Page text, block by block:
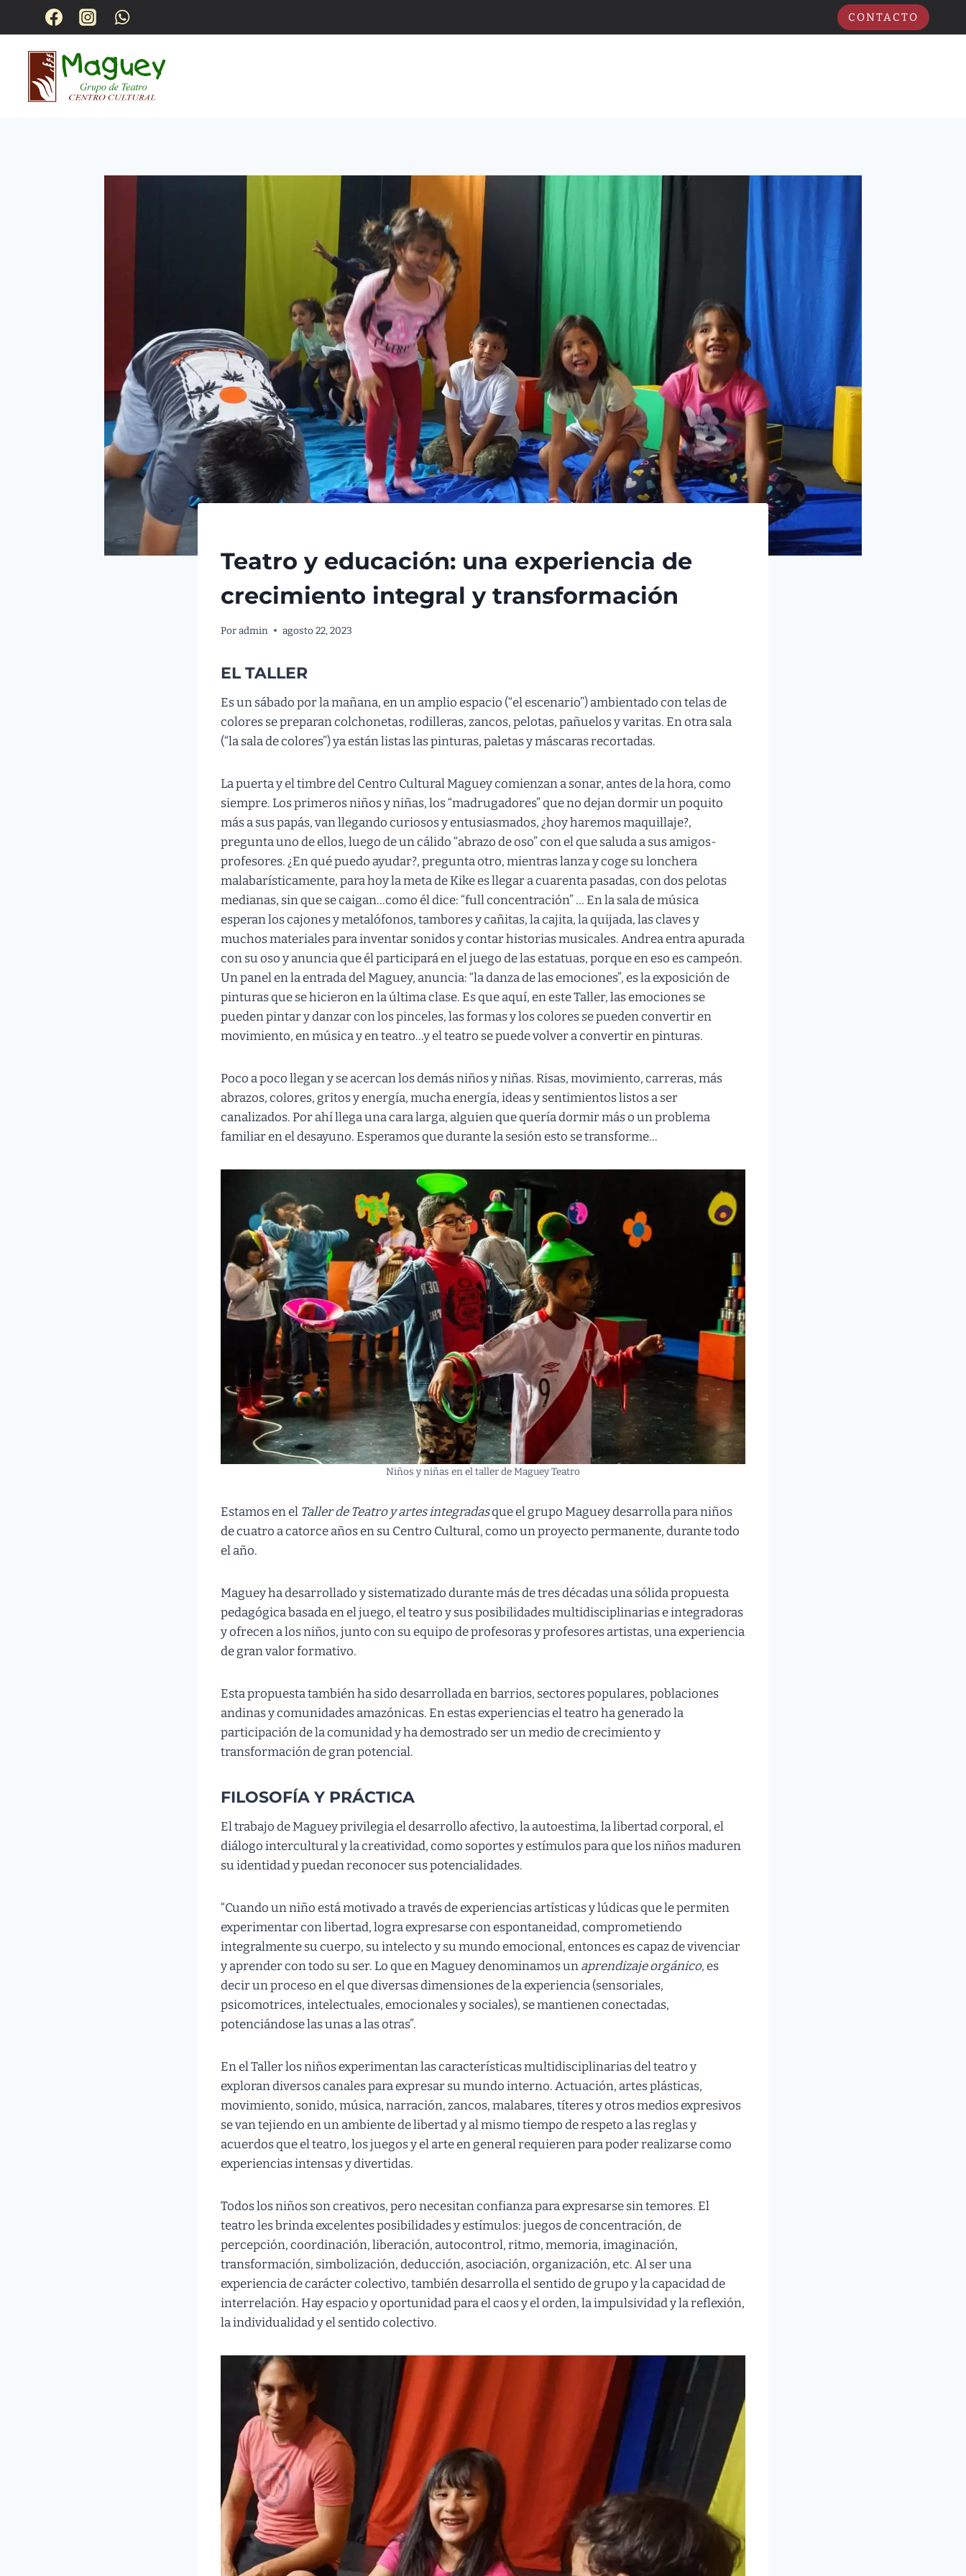
CONTACTO
Teatro y educación: una experiencia de
crecimiento integral y transformación
Poradmin agosto 22, 2023
EL TALLER
Es un sábado por la mañana, en un amplio espacio (“el escenario”) ambientado con telas de
colores se preparan colchonetas, rodilleras, zancos, pelotas, pañuelos y varitas. En otra sala
(“la sala de colores”) ya están listas las pinturas, paletas y máscaras recortadas.
La puerta y el timbre del Centro Cultural Maguey comienzan a sonar, antes de la hora, como
siempre. Los primeros niños y niñas, los “madrugadores” que no dejan dormir un poquito
más a sus papás, van llegando curiosos y entusiasmados, ¿hoy haremos maquillaje?,
pregunta uno de ellos, luego de un cálido “abrazo de oso” con el que saluda a sus amigos-
profesores. ¿En qué puedo ayudar?, pregunta otro, mientras lanza y coge su lonchera
malabarísticamente, para hoy la meta de Kike es llegar a cuarenta pasadas, con dos pelotas
medianas, sin que se caigan…como él dice: “full concentración” … En la sala de música
esperan los cajones y metalófonos, tambores y cañitas, la cajita, la quijada, las claves y
muchos materiales para inventar sonidos y contar historias musicales. Andrea entra apurada
con su oso y anuncia que él participará en el juego de las estatuas, porque en eso es campeón.
Un panel en la entrada del Maguey, anuncia: “la danza de las emociones”, es la exposición de
pinturas que se hicieron en la última clase. Es que aquí, en este Taller, las emociones se
pueden pintar y danzar con los pinceles, las formas y los colores se pueden convertir en
movimiento, en música y en teatro…y el teatro se puede volver a convertir en pinturas.
Poco a poco llegan y se acercan los demás niños y niñas. Risas, movimiento, carreras, más
abrazos, colores, gritos y energía, mucha energía, ideas y sentimientos listos a ser
canalizados. Por ahí llega una cara larga, alguien que quería dormir más o un problema
familiar en el desayuno. Esperamos que durante la sesión esto se transforme…
Niños y niñas en el taller de Maguey Teatro
Estamos en el Taller de Teatro y artes integradasque el grupo Maguey desarrolla para niños
de cuatro a catorce años en su Centro Cultural, como un proyecto permanente, durante todo
el año.
Maguey ha desarrollado y sistematizado durante más de tres décadas una sólida propuesta
pedagógica basada en el juego, el teatro y sus posibilidades multidisciplinarias e integradoras
y ofrecen a los niños, junto con su equipo de profesoras y profesores artistas, una experiencia
de gran valor formativo.
Esta propuesta también ha sido desarrollada en barrios, sectores populares, poblaciones
andinas y comunidades amazónicas. En estas experiencias el teatro ha generado la
participación de la comunidad y ha demostrado ser un medio de crecimiento y
transformación de gran potencial.
FILOSOFÍA Y PRÁCTICA
El trabajo de Maguey privilegia el desarrollo afectivo, la autoestima, la libertad corporal, el
diálogo intercultural y la creatividad, como soportes y estímulos para que los niños maduren
su identidad y puedan reconocer sus potencialidades.
“Cuando un niño está motivado a través de experiencias artísticas y lúdicas que le permiten
experimentar con libertad, logra expresarse con espontaneidad, comprometiendo
integralmente su cuerpo, su intelecto y su mundo emocional, entonces es capaz de vivenciar
y aprender con todo su ser. Lo que en Maguey denominamos unaprendizaje orgánico,es
decir un proceso en el que diversas dimensiones de la experiencia (sensoriales,
psicomotrices, intelectuales, emocionales y sociales), se mantienen conectadas,
potenciándose las unas a las otras”.
En el Taller los niños experimentan las características multidisciplinarias del teatro y
exploran diversos canales para expresar su mundo interno. Actuación, artes plásticas,
movimiento, sonido, música, narración, zancos, malabares, títeres y otros medios expresivos
se van tejiendo en un ambiente de libertad y al mismo tiempo de respeto a las reglas y
acuerdos que el teatro, los juegos y el arte en general requieren para poder realizarse como
experiencias intensas y divertidas.
Todos los niños son creativos, pero necesitan confianza para expresarse sin temores. El
teatro les brinda excelentes posibilidades y estímulos: juegos de concentración, de
percepción, coordinación, liberación, autocontrol, ritmo, memoria, imaginación,
transformación, simbolización, deducción, asociación, organización, etc. Al ser una
experiencia de carácter colectivo, también desarrolla el sentido de grupo y la capacidad de
interrelación. Hay espacio y oportunidad para el caos y el orden, la impulsividad y la reflexión,
la individualidad y el sentido colectivo.